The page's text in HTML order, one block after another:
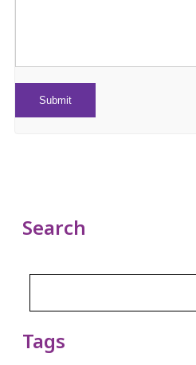
Search
Tags